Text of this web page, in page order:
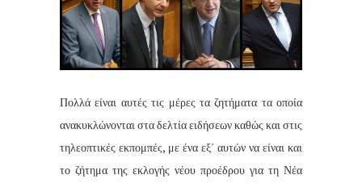
Πολλά είναι αυτές τις μέρες τα ζητήματα τα οποία
ανακυκλώνονται στα δελτία ειδήσεων καθώς και στις
τηλεοπτικές εκπομπές, με ένα εξ΄ αυτών να είναι και
το ζήτημα της εκλογής νέου προέδρου για τη Νέα